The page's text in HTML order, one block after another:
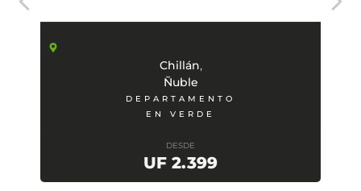
Chillán,
Ñuble
DEPARTAMENTO
EN VERDE
DESDE
UF 2.399